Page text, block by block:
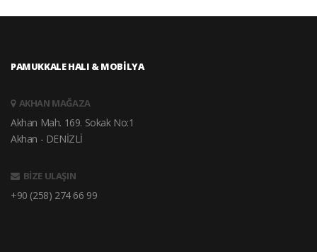
PAMUKKALE HALI & MOBİLYA
AKHAN MAĞAZA
Akhan Mah. 169. Sokak No:1
Akhan - DENİZLİ
BİZE ULAŞIN
+90 (258) 274 66 99